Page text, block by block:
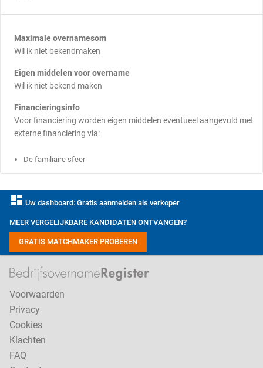
Maximale overnamesom
Wil ik niet bekendmaken
Eigen middelen voor overname
Wil ik niet bekend maken
Financieringsinfo
Voor financiering worden eigen middelen eventueel aangevuld met
externe financiering via:
De familiaire sfeer
dashboard Uw dashboard: Gratis aanmelden als verkoper
MEER VERGELIJKBARE KANDIDATEN ONTVANGEN?
GRATIS MATCHMAKER PROBEREN
Voorwaarden
Privacy
Cookies
Klachten
FAQ